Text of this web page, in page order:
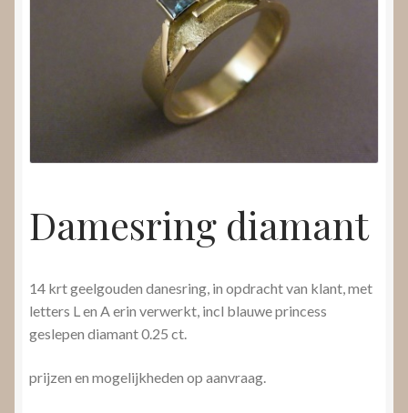
Submenu
Damesring diamant
14 krt geelgouden danesring, in opdracht van klant, met
letters L en A erin verwerkt, incl blauwe princess
geslepen diamant 0.25 ct.
prijzen en mogelijkheden op aanvraag.